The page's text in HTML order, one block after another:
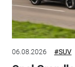
06.08.2026 #SUV